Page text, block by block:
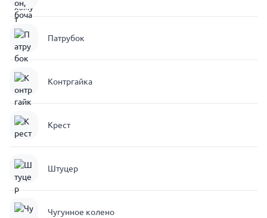
Патрубок
Контргайка
Крест
Штуцер
Чугунное колено